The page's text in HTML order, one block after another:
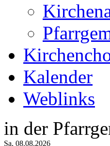
Kalender
Weblinks
in der
Sa, 08.08.2026